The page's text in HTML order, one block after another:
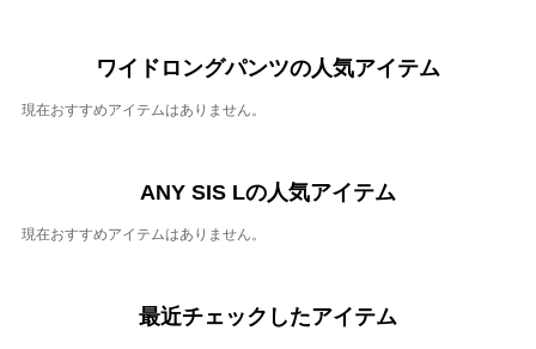
ワイドロングパンツの人気アイテム
現在おすすめアイテムはありません。
ANY SIS Lの人気アイテム
現在おすすめアイテムはありません。
最近チェックしたアイテム